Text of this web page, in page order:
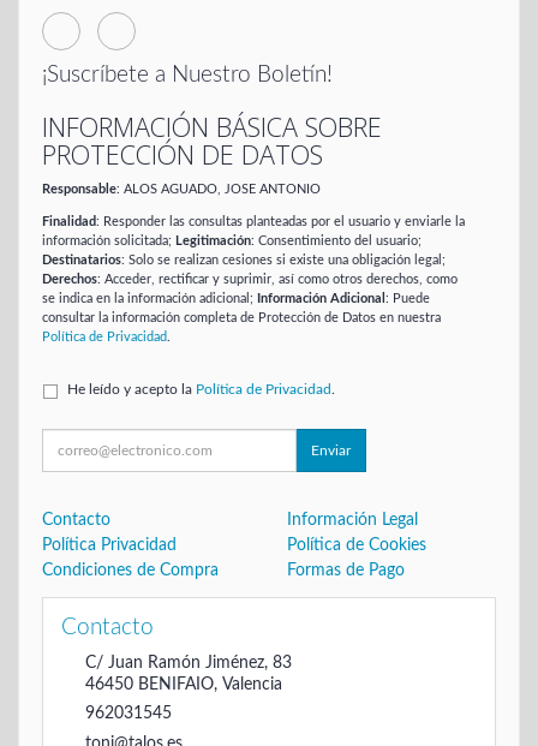
¡Suscríbete a Nuestro Boletín!
INFORMACIÓN BÁSICA SOBRE
PROTECCIÓN DE DATOS
Responsable: ALOS AGUADO, JOSE ANTONIO
Finalidad: Responder las consultas planteadas por el usuario y enviarle la
información solicitada; Legitimación: Consentimiento del usuario;
Destinatarios: Solo se realizan cesiones si existe una obligación legal;
Derechos: Acceder, rectificar y suprimir, así como otros derechos, como
se indica en la información adicional;
Información Adicional : Puede
consultar la información completa de Protección de Datos en nuestra
Política de Privacidad
He leído y acepto la Política de Privacidad
Enviar
Contacto
Información Legal
Política Privacidad
Política de Cookies
Condiciones de Compra
Formas de Pago
Contacto
C/ Juan Ramón Jiménez, 83
46450 BENIFAIO, Valencia
962031545